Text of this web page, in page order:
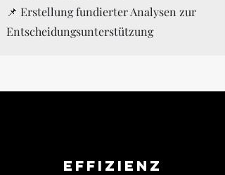
📌 Erstellung fundierter Analysen zur
Entscheidungsunterstützung
Effizienz